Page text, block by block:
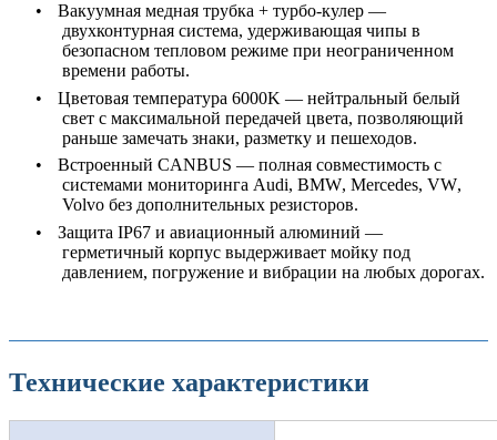
•
Вакуумная медная трубка + турбо-кулер —
двухконтурная система, удерживающая чипы в
безопасном тепловом режиме при неограниченном
времени работы.
•
Цветовая температура 6000K — нейтральный белый
свет с максимальной передачей цвета, позволяющий
раньше замечать знаки, разметку и пешеходов.
•
Встроенный CANBUS — полная совместимость с
системами мониторинга Audi, BMW, Mercedes, VW,
Volvo без дополнительных резисторов.
•
Защита IP67 и авиационный алюминий —
герметичный корпус выдерживает мойку под
давлением, погружение и вибрации на любых дорогах.
Технические характеристики